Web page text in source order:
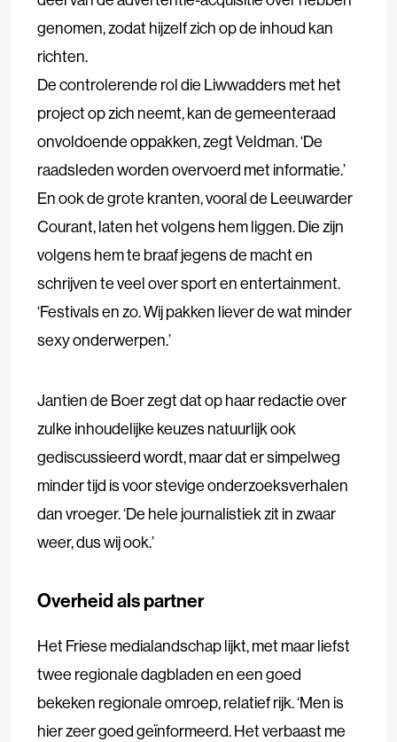
genomen, zodat hijzelf zich op de inhoud kan
richten.
De controlerende rol die Liwwadders met het
project op zich neemt, kan de gemeenteraad
onvoldoende oppakken, zegt Veldman. ‘De
raadsleden worden overvoerd met informatie.’
En ook de grote kranten, vooral de Leeuwarder
Courant, laten het volgens hem liggen. Die zijn
volgens hem te braaf jegens de macht en
schrijven te veel over sport en entertainment.
‘Festivals en zo. Wij pakken liever de wat minder
sexy onderwerpen.’
Jantien de Boer zegt dat op haar redactie over
zulke inhoudelijke keuzes natuurlijk ook
gediscussieerd wordt, maar dat er simpelweg
minder tijd is voor stevige onderzoeksverhalen
dan vroeger. ‘De hele journalistiek zit in zwaar
weer, dus wij ook.’
Overheid als partner
Het Friese medialandschap lijkt, met maar liefst
twee regionale dagbladen en een goed
bekeken regionale omroep, relatief rijk. ‘Men is
hier zeer goed geïnformeerd. Het verbaast me